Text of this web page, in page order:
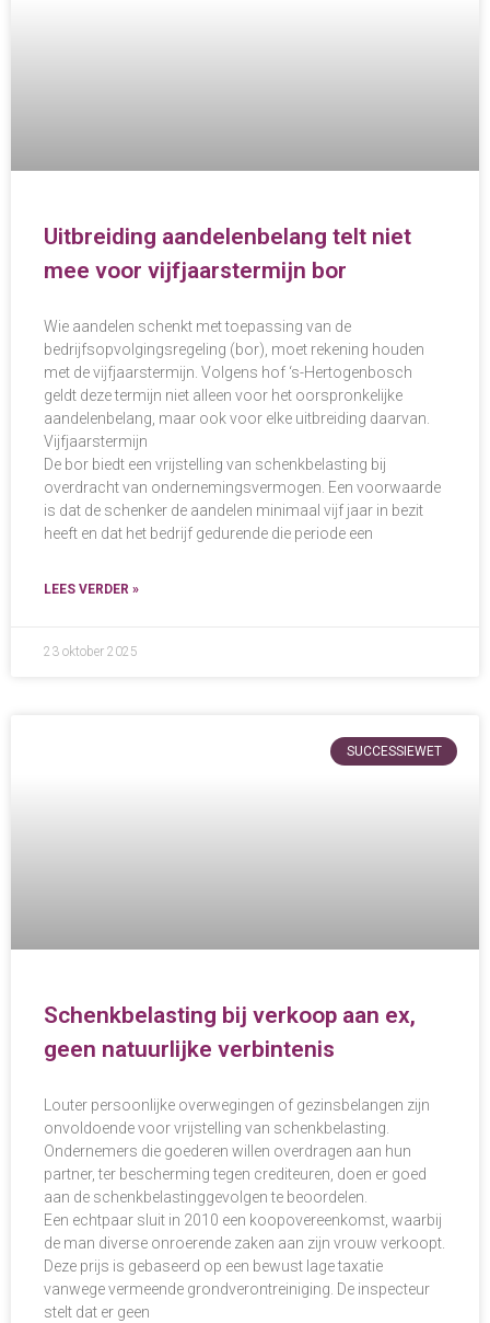
Uitbreiding aandelenbelang telt niet
mee voor vijfjaarstermijn bor
Wie aandelen schenkt met toepassing van de
bedrijfsopvolgingsregeling (bor), moet rekening houden
met de vijfjaarstermijn. Volgens hof ‘s-Hertogenbosch
geldt deze termijn niet alleen voor het oorspronkelijke
aandelenbelang, maar ook voor elke uitbreiding daarvan.
Vijfjaarstermijn
De bor biedt een vrijstelling van schenkbelasting bij
overdracht van ondernemingsvermogen. Een voorwaarde
is dat de schenker de aandelen minimaal vijf jaar in bezit
heeft en dat het bedrijf gedurende die periode een
LEES VERDER »
23 oktober 2025
SUCCESSIEWET
Schenkbelasting bij verkoop aan ex,
geen natuurlijke verbintenis
Louter persoonlijke overwegingen of gezinsbelangen zijn
onvoldoende voor vrijstelling van schenkbelasting.
Ondernemers die goederen willen overdragen aan hun
partner, ter bescherming tegen crediteuren, doen er goed
aan de schenkbelastinggevolgen te beoordelen.
Een echtpaar sluit in 2010 een koopovereenkomst, waarbij
de man diverse onroerende zaken aan zijn vrouw verkoopt.
Deze prijs is gebaseerd op een bewust lage taxatie
vanwege vermeende grondverontreiniging. De inspecteur
stelt dat er geen